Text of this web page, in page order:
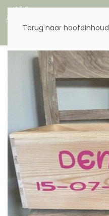
Terug naar hoofdinhoud